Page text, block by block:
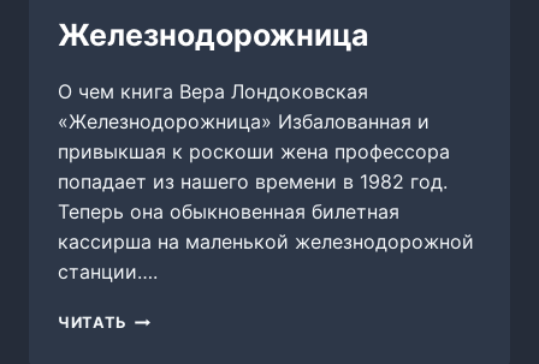
Железнодорожница
О чем книга Вера Лондоковская
«Железнодорожница» Избалованная и
привыкшая к роскоши жена профессора
попадает из нашего времени в 1982 год.
Теперь она обыкновенная билетная
кассирша на маленькой железнодорожной
станции….
ЧИТАТЬ ЖЕЛЕЗНОДОРОЖНИЦА